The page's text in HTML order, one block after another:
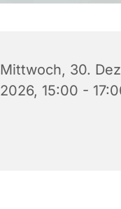
Mittwoch, 30.
2026, 15:00 -